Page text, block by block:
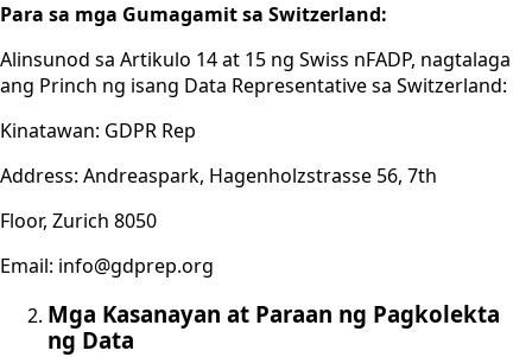
Para sa mga Gumagamit sa Switzerland:
Alinsunod sa Artikulo 14 at 15 ng Swiss nFADP, nagtalaga
ang Princh ng isang Data Representative sa Switzerland:
Kinatawan: GDPR Rep
Address: Andreaspark, Hagenholzstrasse 56, 7th
Floor, Zurich 8050
Email: info@gdprep.org
Mga Kasanayan at Paraan ng Pagkolekta
ng Data